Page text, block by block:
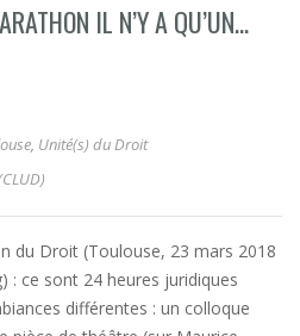
IL N’Y A QU’UN…
, Unité(s) du Droit
du Droit (Toulouse, 23 mars 2018
: ce sont 24 heures juridiques
différentes : un colloque